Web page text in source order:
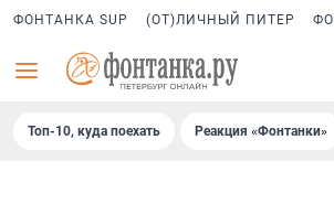
ФОНТАНКА SUP (ОТ)ЛИЧНЫЙ ПИТЕР
Топ-10, куда поехать Реакция «Фонтанки»